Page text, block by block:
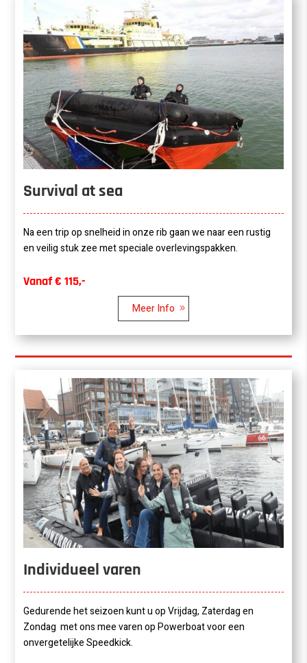
Survival at sea
Na een trip op snelheid in onze rib gaan we naar een rustig
en veilig stuk zee met speciale overlevingspakken.
Vanaf € 115,-
Meer Info
Individueel varen
Gedurende het seizoen kunt u op Vrijdag, Zaterdag en
Zondag met ons mee varen op Powerboat voor een
onvergetelijke Speedkick.